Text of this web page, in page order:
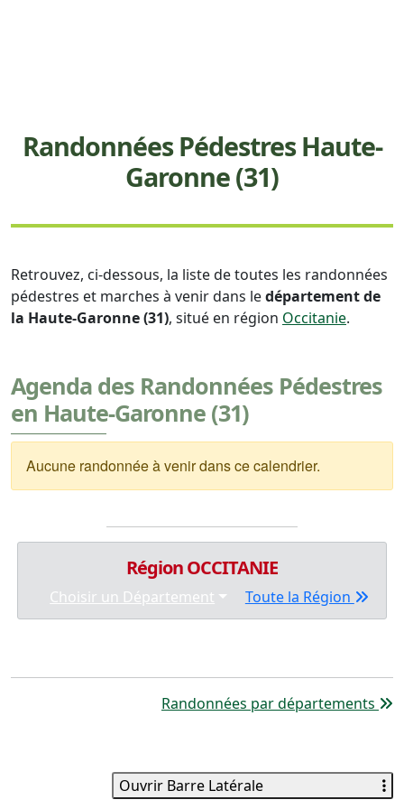
Randonnées Pédestres Haute-
Garonne (31)
Retrouvez, ci-dessous, la liste de toutes les randonnées
pédestres et marches à venir dans ledépartement de
la Haute-Garonne (31), situé en région Occitanie.
Agenda des Randonnées Pédestres
en Haute-Garonne (31)
Aucune randonnée à venir dans ce calendrier.
Région OCCITANIE
Choisir un Département Toute la Région
Randonnées par départements
Ouvrir Barre Latérale